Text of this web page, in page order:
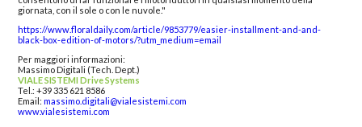
giornata, con il sole o con le nuvole."
https://www.floraldaily.com/article/9853779/easier-installment-and-and-
black-box-edition-of-motors/?utm_medium=email
Per maggiori informazioni:
Massimo Digitali (Tech. Dept.)
VIALE SISTEMI Drive Systems
Tel.: +39 335 621 8586
Email:massimo.digitali@vialesistemi.com
www.vialesistemi.com